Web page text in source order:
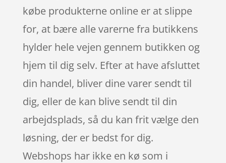
købe produkterne online er at slippe
for, at bære alle varerne fra butikkens
hylder hele vejen gennem butikken og
hjem til dig selv. Efter at have afsluttet
din handel, bliver dine varer sendt til
dig, eller de kan blive sendt til din
arbejdsplads, så du kan frit vælge den
løsning, der er bedst for dig.
Webshops har ikke en kø som i